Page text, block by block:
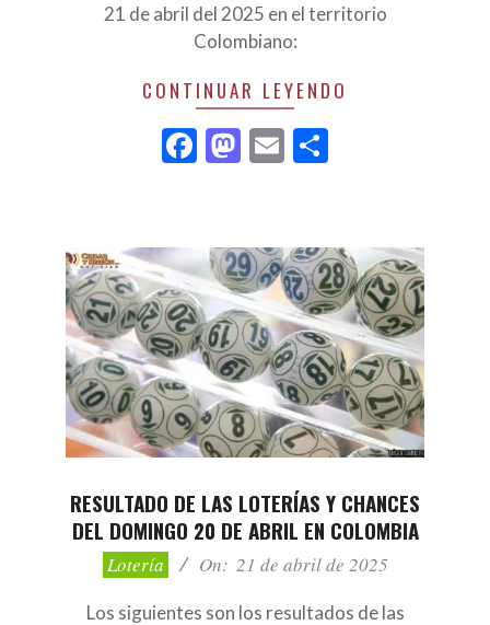
21 de abril del 2025 en el territorio
Colombiano:
CONTINUAR LEYENDO
Facebook
Mastodon
Email
RESULTADO DE LAS LOTERÍAS Y CHANCES
DEL DOMINGO 20 DE ABRIL EN COLOMBIA
2025-Lotería On: 21 de abril de 2025
Los siguientes son los resultados de las